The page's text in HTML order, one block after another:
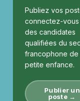
Publiez vos
connectez-
des candidates
qualifiées du
francophone de
petite enfance.
Publier un
poste →